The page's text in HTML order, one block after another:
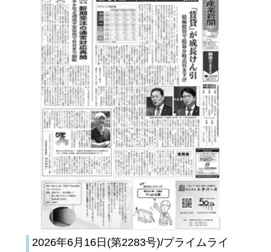
2026年6月16日(第2283号)/プライムライ